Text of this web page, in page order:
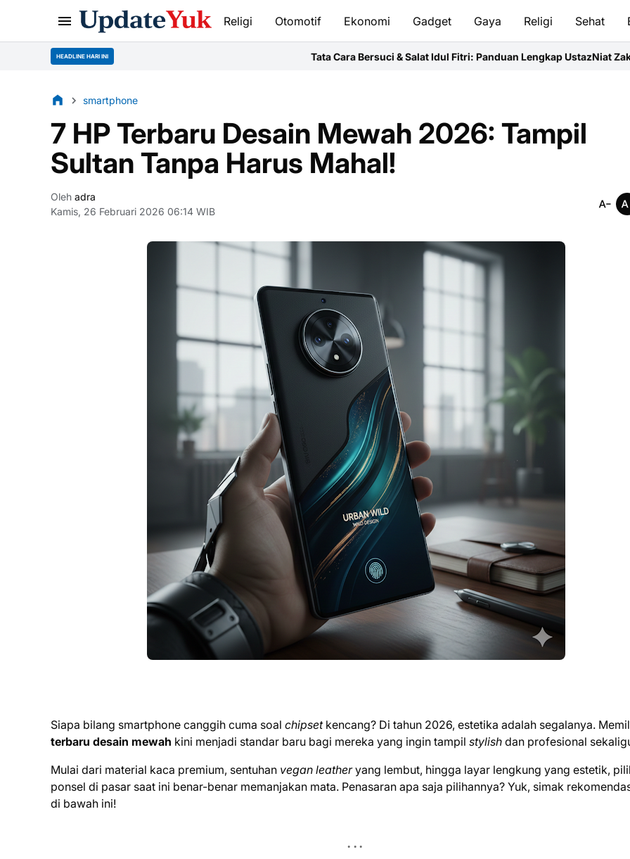
Religi Otomotif Ekonomi Gadget Gaya Religi Sehat
HEADLINE HARI INI Tata Cara Bersuci & Salat Idul Fitri: Panduan Lengkap UstazNiat Zakat Fitrah untuk
smartphone
7 HP Terbaru Desain Mewah 2026: Tampil
Sultan Tanpa Harus Mahal!
Oleh adra
Kamis, 26 Februari 2026 06:14 WIB
Siapa bilang smartphone canggih cuma soal chipsetkencang? Di tahun 2026, estetika adalah segalanya.
terbaru desain mewah kini menjadi standar baru bagi mereka yang ingin tampil stylish dan profesional
Mulai dari material kaca premium, sentuhan vegan leatheryang lembut, hingga layar lengkung yang estetik,
ponsel di pasar saat ini benar-benar memanjakan mata. Penasaran apa saja pilihannya? Yuk, simak
di bawah ini!